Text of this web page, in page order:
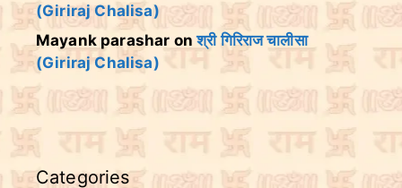
(Giriraj Chalisa)
Mayank parashar onश्री गिरिराज चालीसा
(Giriraj Chalisa)
Categories